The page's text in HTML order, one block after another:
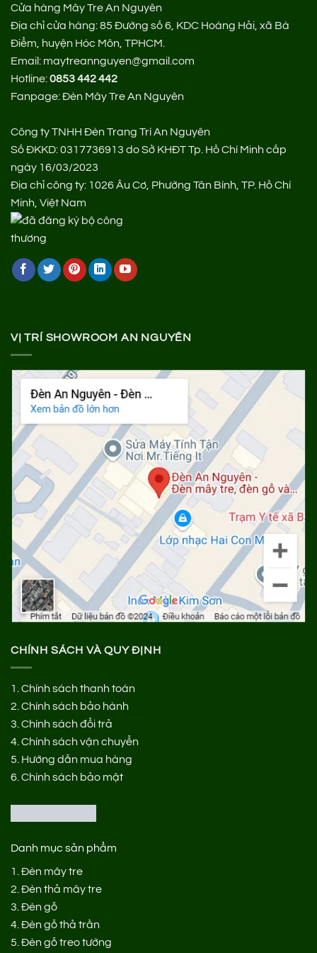
Cửa hàng Mây Tre An Nguyên
Địa chỉ cửa hàng:85 Đường số 6, KDC Hoàng Hải, xã Bà
Điểm, huyện Hóc Môn, TPHCM.
Email: maytreannguyen@gmail.com
Hotline:0853 442 442
Fanpage:Đèn Mây Tre An Nguyên
Công ty TNHH Đèn Trang Trí An Nguyên
Số ĐKKD: 0317736913 do Sở KHĐT Tp. Hồ Chí Minh cấp
ngày 16/03/2023
Địa chỉ công ty: 1026 Âu Cơ, Phường Tân Bình, TP. Hồ Chí
Minh, Việt Nam
VỊ TRÍ SHOWROOM AN NGUYÊN
CHÍNH SÁCH VÀ QUY ĐỊNH
1. Chính sách thanh toán
2. Chính sách bảo hành
3. Chính sách đổi trả
4. Chính sách vận chuyển
5. Hướng dẫn mua hàng
6. Chính sách bảo mật
Danh mục sản phẩm
1. Đèn mây tre
2. Đèn thả mây tre
3. Đèn gỗ
4. Đèn gỗ thả trần
5. Đèn gỗ treo tường